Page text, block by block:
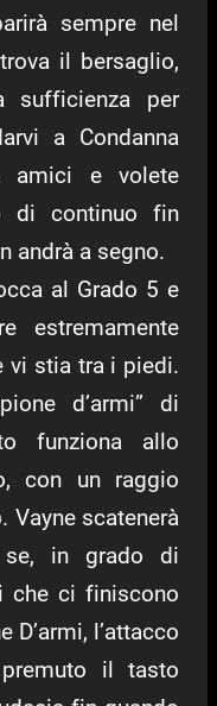
sempre nel
il bersaglio,
sufficienza per
a Condanna
amici e volete
di continuo fin
andrà a segno.
al Grado 5 e
estremamente
vi stia tra i piedi.
d’armi” di
funziona allo
con un raggio
Vayne scatenerà
in grado di
che ci finiscono
D’armi, l’attacco
il tasto